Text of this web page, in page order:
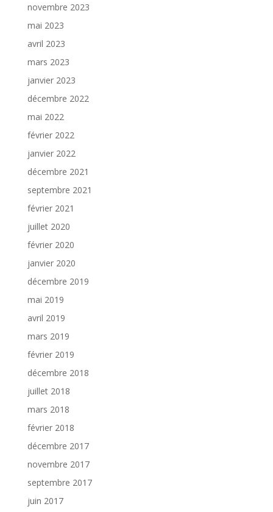
novembre 2023
mai 2023
avril 2023
mars 2023
janvier 2023
décembre 2022
mai 2022
février 2022
janvier 2022
décembre 2021
septembre 2021
février 2021
juillet 2020
février 2020
janvier 2020
décembre 2019
mai 2019
avril 2019
mars 2019
février 2019
décembre 2018
juillet 2018
mars 2018
février 2018
décembre 2017
novembre 2017
septembre 2017
juin 2017